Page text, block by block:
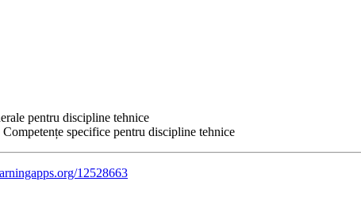
pentru discipline tehnice
Competențe specifice pentru discipline tehnice
12528663